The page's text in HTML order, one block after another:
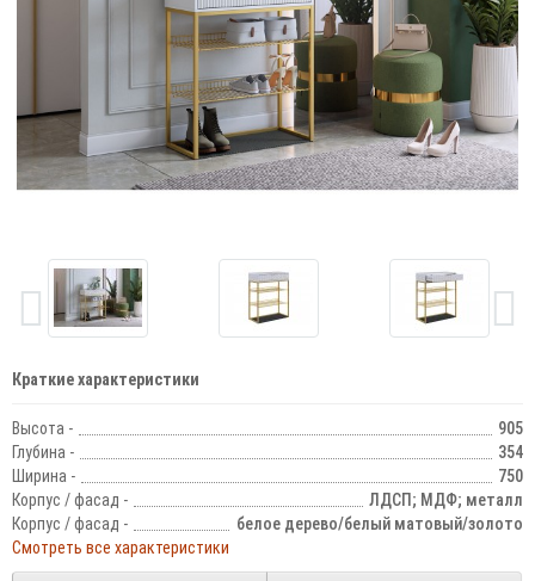
Краткие характеристики
Высота -
905
Глубина -
354
Ширина -
750
Корпус / фасад -
ЛДСП; МДФ; металл
Корпус / фасад -
белое дерево/белый матовый/золото
Смотреть все характеристики